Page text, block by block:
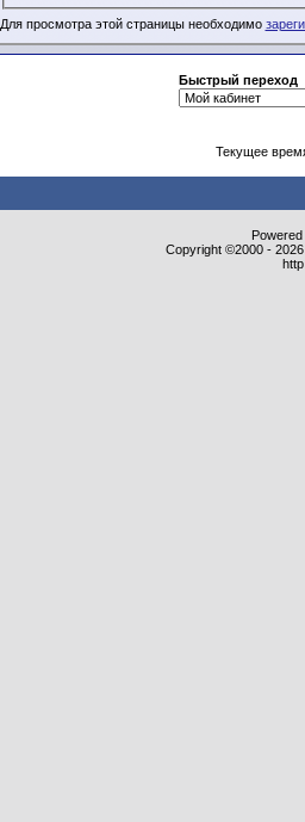
Для просмотра этой страницы необходимо
Быстрый переход
Текущее
Copyright ©2000 -